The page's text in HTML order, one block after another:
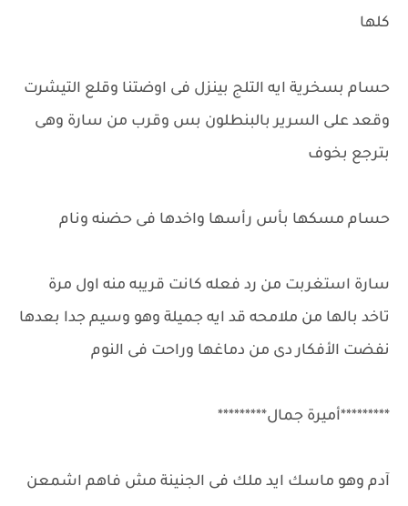
كلها
حسام بسخرية ايه التلج بينزل فى اوضتنا وقلع التيشرت
وقعد على السرير بالبنطلون بس وقرب من سارة وهى
بترجع بخوف
حسام مسكها بأس رأسها واخدها فى حضنه ونام
سارة استغربت من رد فعله كانت قريبه منه اول مرة
تاخد بالها من ملامحه قد ايه جميلة وهو وسيم جدا بعدها
نفضت الأفكار دى من دماغها وراحت فى النوم
*********أميرة جمال*********
آدم وهو ماسك ايد ملك فى الجنينة مش فاهم اشمعن